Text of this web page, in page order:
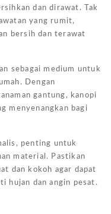
dan dirawat. Tak
yang rumit,
bersih dan terawat
sebagai medium untuk
Dengan
gantung, kanopi
menyenangkan bagi
penting untuk
material. Pastikan
dan kokoh agar dapat
hujan dan angin pesat.